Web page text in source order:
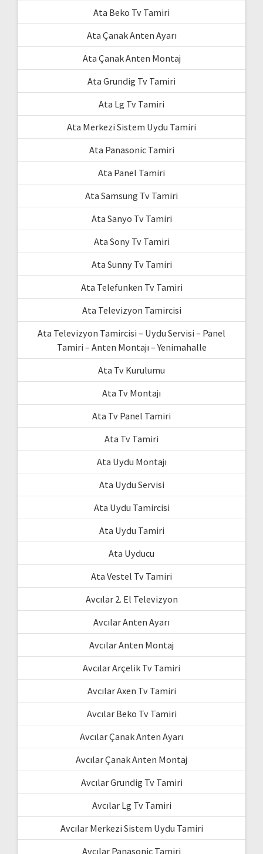
Ata Beko Tv Tamiri
Ata Çanak Anten Ayarı
Ata Çanak Anten Montaj
Ata Grundig Tv Tamiri
Ata Lg Tv Tamiri
Ata Merkezi Sistem Uydu Tamiri
Ata Panasonic Tamiri
Ata Panel Tamiri
Ata Samsung Tv Tamiri
Ata Sanyo Tv Tamiri
Ata Sony Tv Tamiri
Ata Sunny Tv Tamiri
Ata Telefunken Tv Tamiri
Ata Televizyon Tamircisi
Ata Televizyon Tamircisi – Uydu Servisi – Panel
Tamiri – Anten Montajı – Yenimahalle
Ata Tv Kurulumu
Ata Tv Montajı
Ata Tv Panel Tamiri
Ata Tv Tamiri
Ata Uydu Montajı
Ata Uydu Servisi
Ata Uydu Tamircisi
Ata Uydu Tamiri
Ata Uyducu
Ata Vestel Tv Tamiri
Avcılar 2. El Televizyon
Avcılar Anten Ayarı
Avcılar Anten Montaj
Avcılar Arçelik Tv Tamiri
Avcılar Axen Tv Tamiri
Avcılar Beko Tv Tamiri
Avcılar Çanak Anten Ayarı
Avcılar Çanak Anten Montaj
Avcılar Grundig Tv Tamiri
Avcılar Lg Tv Tamiri
Avcılar Merkezi Sistem Uydu Tamiri
Avcılar Panasonic Tamiri